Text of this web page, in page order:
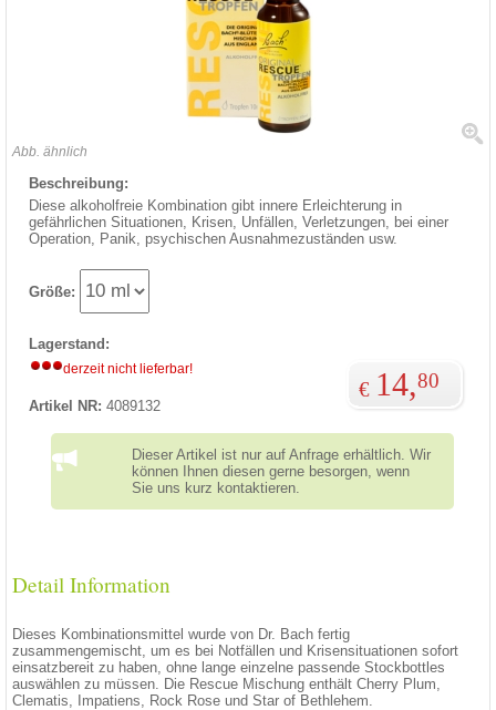
Abb. ähnlich
Beschreibung:
Diese alkoholfreie Kombination gibt innere Erleichterung in
gefährlichen Situationen, Krisen, Unfällen, Verletzungen, bei einer
Operation, Panik, psychischen Ausnahmezuständen usw.
Größe:
Lagerstand:
derzeit nicht lieferbar!
Artikel NR: 4089132
€ 14,80
Dieser Artikel ist nur auf Anfrage erhältlich. Wir
können Ihnen diesen gerne besorgen, wenn
Sie uns kurz kontaktieren.
Detail Information
Dieses Kombinationsmittel wurde von Dr. Bach fertig
zusammengemischt, um es bei Notfällen und Krisensituationen sofort
einsatzbereit zu haben, ohne lange einzelne passende Stockbottles
auswählen zu müssen. Die Rescue Mischung enthält Cherry Plum,
Clematis, Impatiens, Rock Rose und Star of Bethlehem.